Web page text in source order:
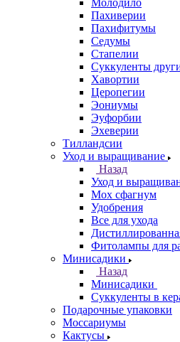
Молодило
Пахиверии
Пахифитумы
Седумы
Стапелии
Суккуленты
Хавортии
Церопегии
Эониумы
Эуфорбии
Эхеверии
Тилландсии
Уход и выращивание
Назад
Уход и
Мох сфагнум
Удобрения
Все для ухода
Фитолампы для
Минисадики
Назад
Минисадики
Суккуленты в
Подарочные упаковки
Моссариумы
Кактусы